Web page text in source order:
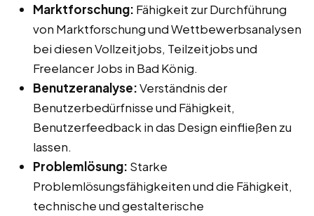
Marktforschung: Fähigkeit zur Durchführung
von Marktforschung und Wettbewerbsanalysen
bei diesen Vollzeitjobs, Teilzeitjobs und
Freelancer Jobs in Bad König.
Benutzeranalyse:Verständnis der
Benutzerbedürfnisse und Fähigkeit,
Benutzerfeedback in das Design einfließen zu
lassen.
Problemlösung: Starke
Problemlösungsfähigkeiten und die Fähigkeit,
technische und gestalterische